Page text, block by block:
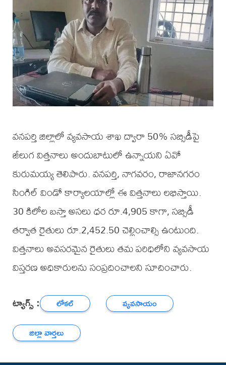
వనపర్తి జిల్లాలో వ్యవసాయ శాఖ ద్వారా 50% సబ్సిడీపై
జీలుగ విత్తనాలు అందుబాటులో ఉన్నాయని ఏవో
కురుమయ్య తెలిపారు. వనపర్తి, నాగవరం, రాజానగరం
సింగిల్ విండో కార్యాలయాల్లో ఈ విత్తనాలు లభిస్తాయి.
30 కిలోల బస్తా అసలు ధర రూ.4,905 కాగా, సబ్సిడీ
తర్వాత రైతులు రూ.2,452.50 చెల్లించాల్సి ఉంటుంది.
విత్తనాలు అవసరమైన రైతులు తమ పరిధిలోని వ్యవసాయ
విస్తరణ అధికారులను సంప్రదించాలని సూచించారు.
ట్యాగ్స్ : లోకల్
వ్యవసాయం
జిల్లా వార్తలు